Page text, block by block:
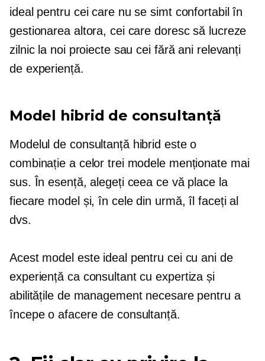
ideal pentru cei care nu se simt confortabil în
gestionarea altora, cei care doresc să lucreze
zilnic la noi proiecte sau cei fără ani relevanți
de experiență.
Model hibrid de consultanță
Modelul de consultanță hibrid este o
combinație a celor trei modele menționate mai
sus. În esență, alegeți ceea ce vă place la
fiecare model și, în cele din urmă, îl faceți al
dvs.
Acest model este ideal pentru cei cu ani de
experiență ca consultant cu expertiza și
abilitățile de management necesare pentru a
începe o afacere de consultanță.